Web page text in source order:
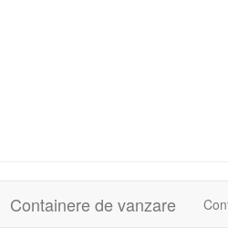
Containere de vanzare